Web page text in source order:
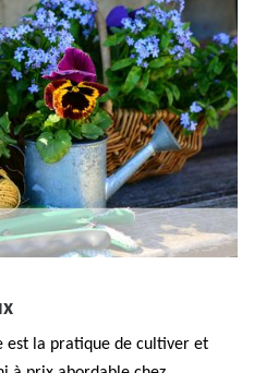
est la pratique de cultiver et